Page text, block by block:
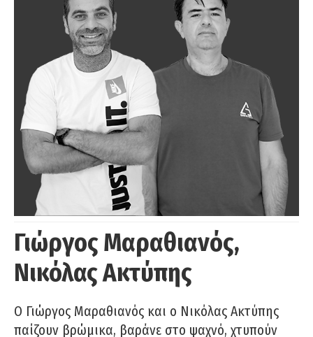
Γιώργος Μαραθιανός,
Νικόλας Ακτύπης
Ο Γιώργος Μαραθιανός και ο Νικόλας Ακτύπης
παίζουν βρώμικα, βαράνε στο ψαχνό, χτυπούν